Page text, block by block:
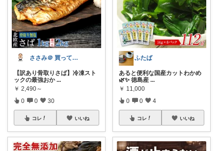
ささみ＠ 買って良かったもの日記
【訳あり骨取りさば】冷凍スト
ックの最強おか ...
￥ 2,490～
0 0 30
コレ いいね
ふたば
あると便利な国産カットわかめ
🌿✨ 徳島産 ...
￥ 11,000
0 0 4
コレ いいね